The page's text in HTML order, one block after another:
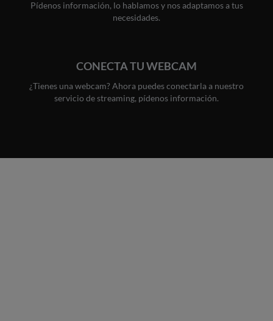
Pídenos información, lo hablamos y nos adaptamos a tus
necesidades.
CONECTA TU WEBCAM
¿Tienes una webcam? Ahora puedes conectarla a nuestro
servicio de streaming, pídenos información.